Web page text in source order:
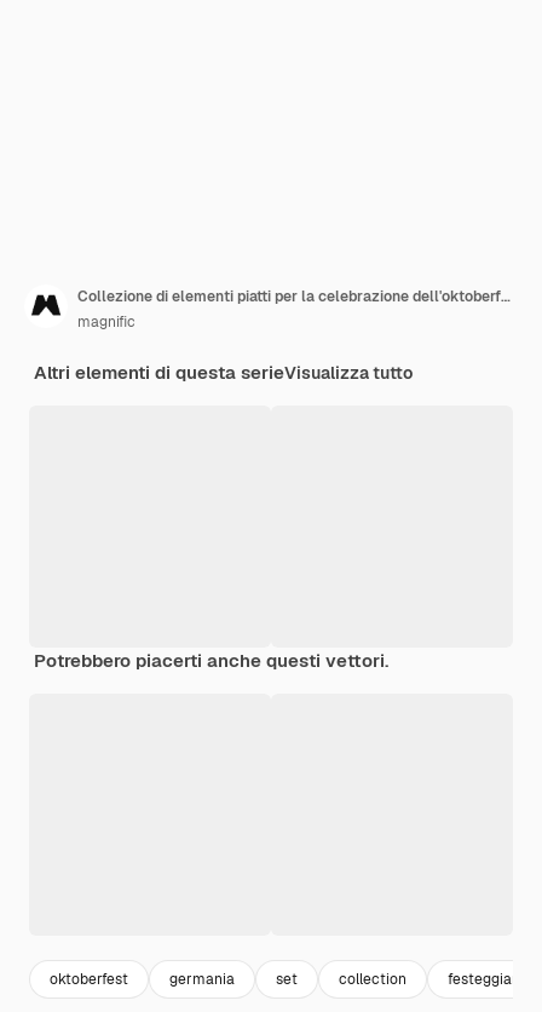
Collezione di elementi piatti per la celebrazione dell'oktoberfest
magnific
Altri elementi di questa serieVisualizza tutto
Potrebbero piacerti anche questi vettori.
oktoberfest germania set collection